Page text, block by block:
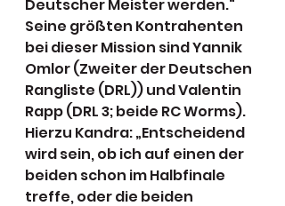
Deutscher Meister werden.“
Seine größten Kontrahenten
bei dieser Mission sind Yannik
Omlor (Zweiter der Deutschen
Rangliste (DRL)) und Valentin
Rapp (DRL 3; beide RC Worms).
Hierzu Kandra: „Entscheidend
wird sein, ob ich auf einen der
beiden schon im Halbfinale
treffe, oder die beiden